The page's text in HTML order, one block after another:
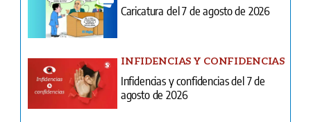
Caricatura del 7 de agosto de 2026
INFIDENCIAS Y CONFIDENCIAS
Infidencias y confidencias del 7 de
agosto de 2026